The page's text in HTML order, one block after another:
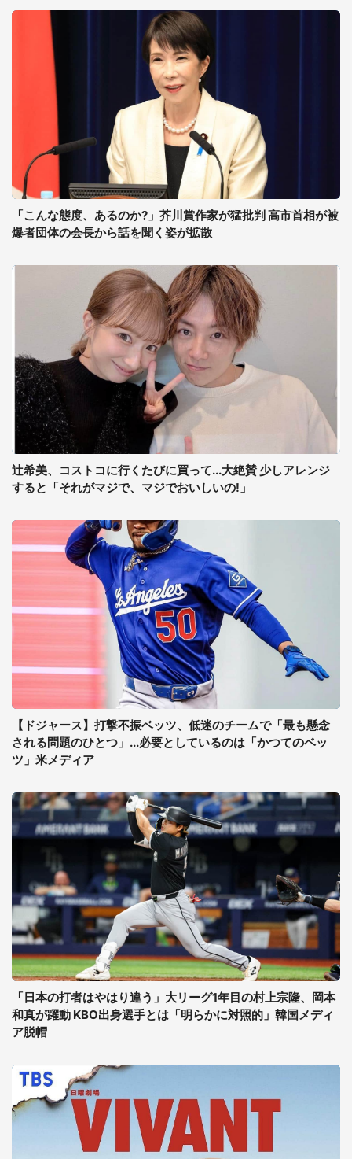
「こんな態度、あるのか?」芥川賞作家が猛批判 高市首相が被
爆者団体の会長から話を聞く姿が拡散
辻希美、コストコに行くたびに買って...大絶賛 少しアレンジ
すると「それがマジで、マジでおいしいの!」
【ドジャース】打撃不振ベッツ、低迷のチームで「最も懸念
される問題のひとつ」...必要としているのは「かつてのベッ
ツ」米メディア
「日本の打者はやはり違う」大リーグ1年目の村上宗隆、岡本
和真が躍動 KBO出身選手とは「明らかに対照的」韓国メディ
ア脱帽